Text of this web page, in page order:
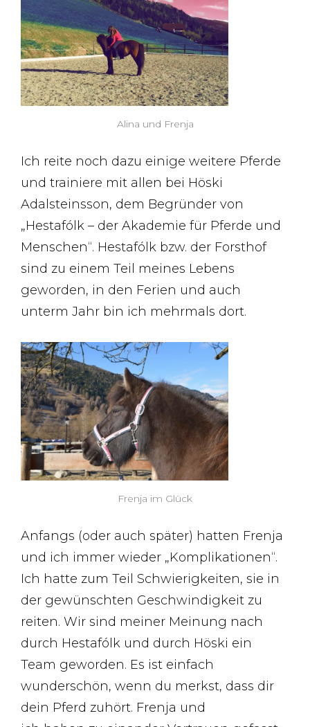
Alina und Frenja
Ich reite noch dazu einige weitere Pferde
und trainiere mit allen bei Höski
Adalsteinsson, dem Begründer von
„Hestafólk – der Akademie für Pferde und
Menschen“. Hestafólk bzw. der Forsthof
sind zu einem Teil meines Lebens
geworden, in den Ferien und auch
unterm Jahr bin ich mehrmals dort.
Frenja im Glück
Anfangs (oder auch später) hatten Frenja
und ich immer wieder „Komplikationen“.
Ich hatte zum Teil Schwierigkeiten, sie in
der gewünschten Geschwindigkeit zu
reiten. Wir sind meiner Meinung nach
durch Hestafólk und durch Höski ein
Team geworden. Es ist einfach
wunderschön, wenn du merkst, dass dir
dein Pferd zuhört. Frenja und